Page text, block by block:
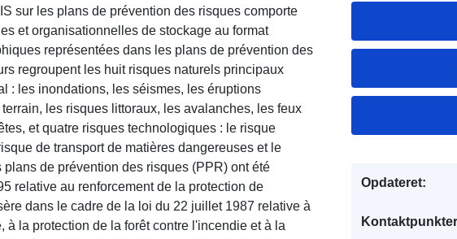
sur les plans de prévention des risques comporte
et organisationnelles de stockage au format
représentées dans les plans de prévention des
regroupent les huit risques naturels principaux
: les inondations, les séismes, les éruptions
les risques littoraux, les avalanches, les feux
et quatre risques technologiques : le risque
de transport de matières dangereuses et le
de prévention des risques (PPR) ont été
relative au renforcement de la protection de
dans le cadre de la loi du 22 juillet 1987 relative à
à la protection de la forêt contre l'incendie et à la
Opdateret: